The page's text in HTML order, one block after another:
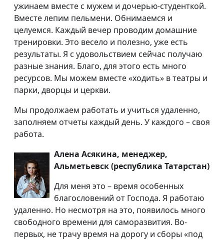
ужинаем вместе с мужем и дочерью-студенткой.
Вместе лепим пельмени. Обнимаемся и
целуемся. Каждый вечер проводим домашние
тренировки. Это весело и полезно, уже есть
результаты. Я с удовольствием сейчас получаю
разные знания. Благо, для этого есть много
ресурсов. Мы можем вместе «ходить» в театры и
парки, дворцы и церкви.
Мы продолжаем работать и учиться удаленно,
заполняем отчеты каждый день. У каждого – своя
работа.
Алена Асякина, менеджер,
Альметьевск (республика Татарстан)
Для меня это – время особенных
благословений от Господа. Я работаю
удаленно. Но несмотря на это, появилось много
свободного времени для саморазвития. Во-
первых, не трачу время на дорогу и сборы «под